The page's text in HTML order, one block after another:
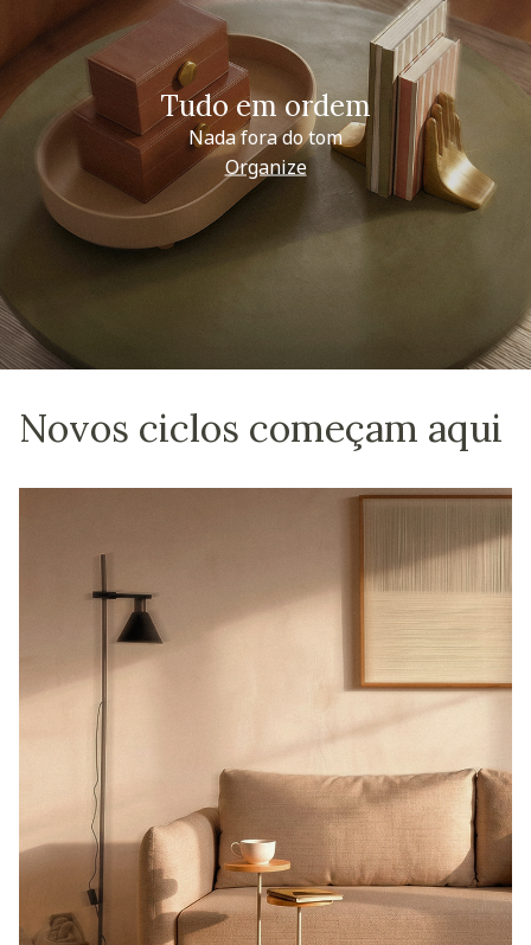
Tudo em ordem
Nada fora do tom
Organize
Novos ciclos começam aqui